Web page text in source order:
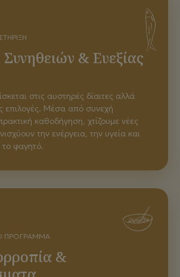
& Ευεξίας
στις αυστηρές δίαιτες αλλά
επιλογές. Μέσα από συνεχή
καθοδήγηση, χτίζουμε νέες
την ενέργεια, την υγεία και
φαγητό.
ΠΡΌΓΡΑΜΜΑ
&